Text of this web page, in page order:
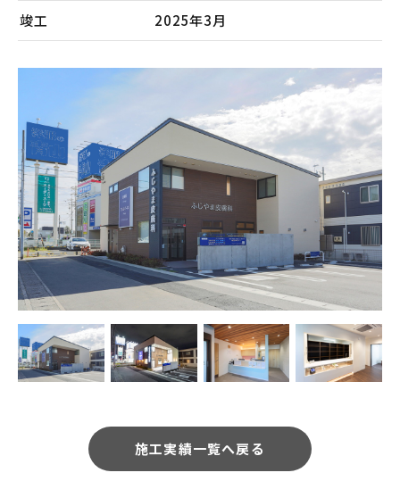
メンテナンス
公式Instagram
お問い合わせ
お電話でのお問い合わせ【受付時間】9:00〜17:00
053-445-4350
メールでのお問い合わせ
竣工 2025年3月
施工実績一覧へ戻る